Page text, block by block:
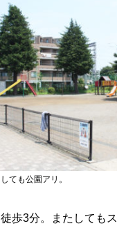
ても公園アリ。
歩3分。またしても